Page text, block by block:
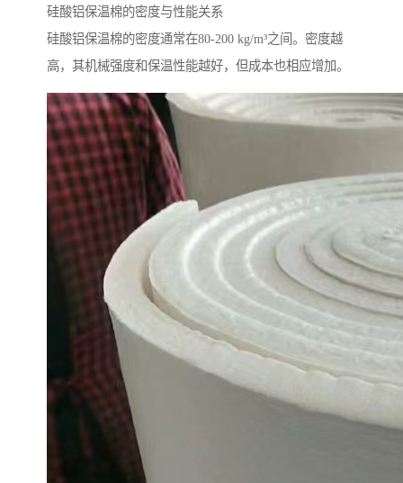
硅酸铝保温棉的密度与性能关系
硅酸铝保温棉的密度通常在80-200 kg/m³之间。密度越
高，其机械强度和保温性能越好，但成本也相应增加。